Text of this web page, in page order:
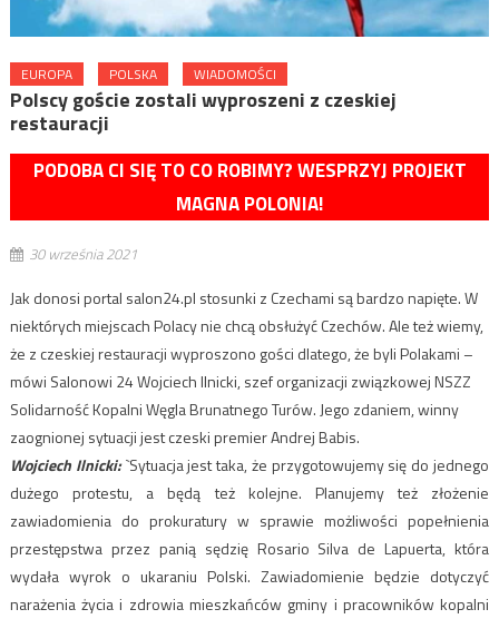
EUROPA POLSKA WIADOMOŚCI
Polscy goście zostali wyproszeni z czeskiej
restauracji
PODOBA CI SIĘ TO CO ROBIMY? WESPRZYJ PROJEKT
MAGNA POLONIA!
30 września 2021
Jak donosi portal salon24.pl stosunki z Czechami są bardzo napięte. W
niektórych miejscach Polacy nie chcą obsłużyć Czechów. Ale też wiemy,
że z czeskiej restauracji wyproszono gości dlatego, że byli Polakami –
mówi Salonowi 24 Wojciech Ilnicki, szef organizacji związkowej NSZZ
Solidarność Kopalni Węgla Brunatnego Turów. Jego zdaniem, winny
zaognionej sytuacji jest czeski premier Andrej Babis.
Wojciech Ilnicki:`Sytuacja jest taka, że przygotowujemy się do jednego
dużego protestu, a będą też kolejne. Planujemy też złożenie
zawiadomienia do prokuratury w sprawie możliwości popełnienia
przestępstwa przez panią sędzię Rosario Silva de Lapuerta, która
wydała wyrok o ukaraniu Polski. Zawiadomienie będzie dotyczyć
narażenia życia i zdrowia mieszkańców gminy i pracowników kopalni